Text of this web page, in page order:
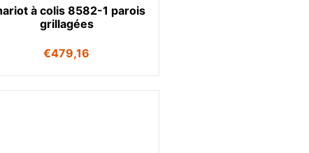
à colis 8582-1 parois
grillagées
€479,16